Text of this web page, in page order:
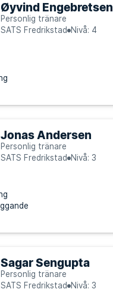
Øyvind Engebretsen
Personlig tränare
SATS Fredrikstad
Nivå: 4
Jonas Andersen
Personlig tränare
SATS Fredrikstad
Nivå: 3
Sagar Sengupta
Personlig tränare
SATS Fredrikstad
Nivå: 3